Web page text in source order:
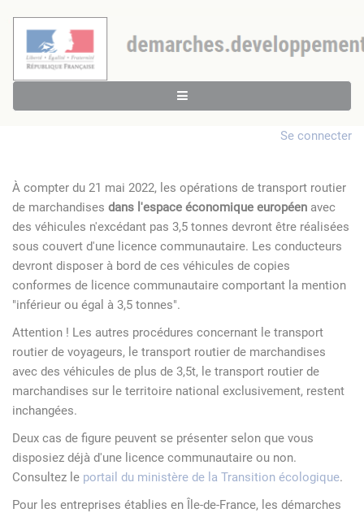
Se connecter
À compter du 21 mai 2022, les opérations de transport routier
de marchandises dans l'espace économique européen avec
des véhicules n'excédant pas 3,5 tonnes devront être réalisées
sous couvert d'une licence communautaire. Les conducteurs
devront disposer à bord de ces véhicules de copies
conformes de licence communautaire comportant la mention
"inférieur ou égal à 3,5 tonnes".
Attention ! Les autres procédures concernant le transport
routier de voyageurs, le transport routier de marchandises
avec des véhicules de plus de 3,5t, le transport routier de
marchandises sur le territoire national exclusivement, restent
inchangées.
Deux cas de figure peuvent se présenter selon que vous
disposiez déjà d'une licence communautaire ou non.
Consultez le portail du ministère de la Transition écologique.
Pour les entreprises établies en Île-de-France, les démarches